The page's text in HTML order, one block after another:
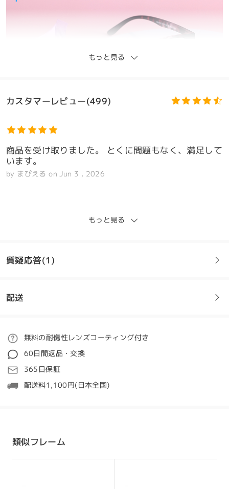
もっと見る
カスタマーレビュー(499)
商品を受け取りました。 とくに問題もなく、満足して
います。
by まぴえる on Jun 3 , 2026
す!
by しぉ on May 16 , 2026
レビューを書く
もっと見る
質疑応答(1)
がサイズがSとのことで MやLを発売する予定はないの
でしょうか？
by 緑 オン Oct 28 , 2024
フレームのサイズは1種類しか決まっておらず、カスタマイズは
できませんのでご了承ください。
配送
ご注文
処理時間
5-7営業日
詳細
配送時間
無料の耐傷性レンズコーティング付き
60日間返品・交換
365日保証
配送料1,100円(日本全国)
類似フレーム